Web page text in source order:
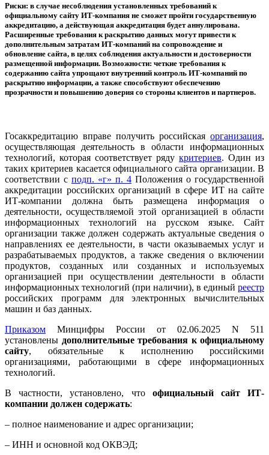
Риски: в случае несоблюдения установленных требований к
официальному сайту ИТ-компания не сможет пройти государственную
аккредитацию, а действующая аккредитация будет аннулирована.
Расширенные требования к раскрытию данных могут привести к
дополнительным затратам ИТ-компаний на сопровождение и
обновление сайта, в целях соблюдения актуальности и достоверности
размещенной информации. Возможности: четкие требования к
содержанию сайта упрощают внутренний контроль ИТ-компаний по
раскрытию информации, а также способствуют обеспечению
прозрачности и повышению доверия со стороны клиентов и партнеров.
Госаккредитацию вправе получить российская организация,
осуществляющая деятельность в области информационных
технологий, которая соответствует ряду критериев. Один из
таких критериев касается официального сайта организации. В
соответствии с подп. «г» п. 4 Положения о государственной
аккредитации российских организаций в сфере ИТ на сайте
ИТ-компании должна быть размещена информация о
деятельности, осуществляемой этой организацией в области
информационных технологий на русском языке. Сайт
организации также должен содержать актуальные сведения о
направлениях ее деятельности, в части оказываемых услуг и
разрабатываемых продуктов, а также сведения о включении
продуктов, созданных или созданных и используемых
организацией при осуществлении деятельности в области
информационных технологий (при наличии), в единый реестр
российских программ для электронных вычислительных
машин и баз данных.
Приказом Минцифры России от 02.06.2025 N 511
установлены дополнительные требования к официальному
сайту, обязательные к исполнению российскими
организациями, работающими в сфере информационных
технологий.
В частности, установлено, что официальный сайт ИТ-
компании должен содержать:
– полное наименование и адрес организации;
– ИНН и основной код ОКВЭД;